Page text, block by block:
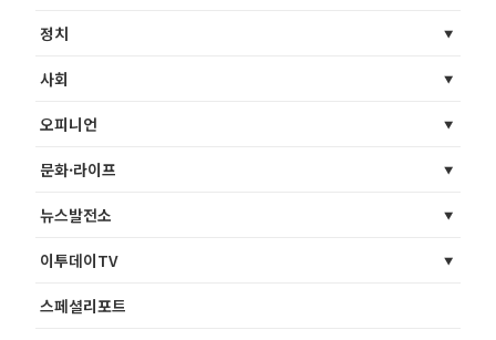
정치
사회
오피니언
문화·라이프
뉴스발전소
이투데이TV
스페셜리포트